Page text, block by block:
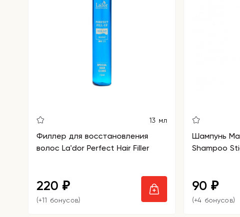
13 мл
Филлер для восстановления
волос La'dor Perfect Hair Filler
220 ₽
(+11 бонусов)
Шампунь
Shampoo
90 ₽
(+4 бонусов)